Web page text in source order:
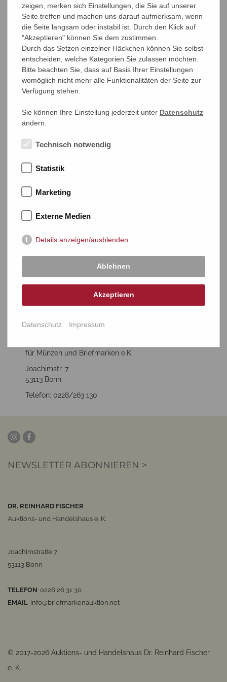
Zu Google Maps (externer Links)
Geschäftszeiten:
Montag-Freitag 9–17 Uhr
E-Mail
info@briefmarkenauktion.net
für Münzen und Briefmarken e.K.
Joachimstr. 7
53113 Bonn
Telefon: 0228/263 130
NEWSLETTER ABONNIEREN >
DR. REINHARD FISCHER
Auktions- und Handelshaus e. K.
Joachimstraße 7
53113 Bonn
TELEFON 0228 26 31 30
EMAIL info@briefmarkenauktion.net
© 2017-2026 Auktions- und Handelshaus Dr. Reinhard Fischer
e. K.
zeigen, merken sich Einstellungen, die Sie auf unserer
Seite treffen und machen uns darauf aufmerksam, wenn
die Seite langsam oder instabil ist. Durch den Klick auf
"Akzeptieren" können Sie dem zustimmen.
Durch das Setzen einzelner Häckchen können Sie selbst
entscheiden, welche Kategorien Sie zulassen möchten.
Bitte beachten Sie, dass auf Basis Ihrer Einstellungen
womöglich nicht mehr alle Funktionalitäten der Seite zur
Verfügung stehen.
Sie können Ihre Einstellung jederzeit unter Datenschutz
ändern.
Technisch notwendig
Statistik
Marketing
Externe Medien
Details anzeigen/ausblenden
Ablehnen
Akzeptieren
Datenschutz Impressum